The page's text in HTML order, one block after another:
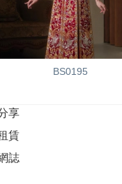
BS0195
享
賃
誌